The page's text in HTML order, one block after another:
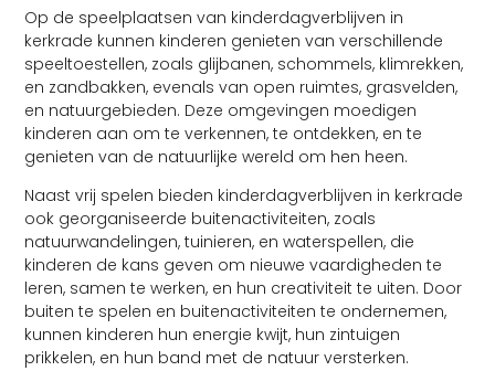
Op de speelplaatsen van kinderdagverblijven in
kerkrade kunnen kinderen genieten van verschillende
speeltoestellen, zoals glijbanen, schommels, klimrekken,
en zandbakken, evenals van open ruimtes, grasvelden,
en natuurgebieden. Deze omgevingen moedigen
kinderen aan om te verkennen, te ontdekken, en te
genieten van de natuurlijke wereld om hen heen.
Naast vrij spelen bieden kinderdagverblijven in kerkrade
ook georganiseerde buitenactiviteiten, zoals
natuurwandelingen, tuinieren, en waterspellen, die
kinderen de kans geven om nieuwe vaardigheden te
leren, samen te werken, en hun creativiteit te uiten. Door
buiten te spelen en buitenactiviteiten te ondernemen,
kunnen kinderen hun energie kwijt, hun zintuigen
prikkelen, en hun band met de natuur versterken.